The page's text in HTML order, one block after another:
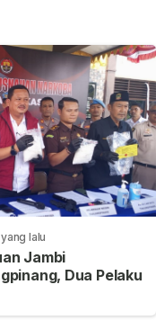
lalu
Jambi
Dua Pelaku